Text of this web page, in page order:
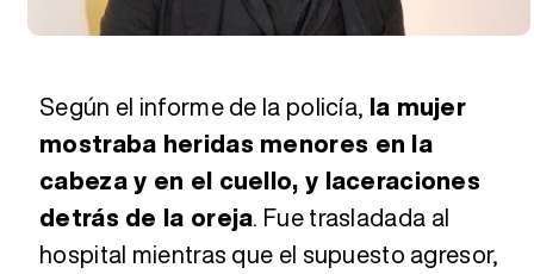
Según el informe de la policía, la mujer
mostraba heridas menores en la
cabeza y en el cuello, y laceraciones
detrás de la oreja. Fue trasladada al
hospital mientras que el supuesto agresor,